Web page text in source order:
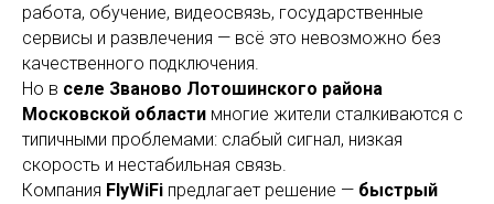
работа, обучение, видеосвязь, государственные
сервисы и развлечения — всё это невозможно без
качественного подключения.
Но в селе Званово Лотошинского района
Московской области многие жители сталкиваются с
типичными проблемами: слабый сигнал, низкая
скорость и нестабильная связь.
Компания FlyWiFi предлагает решение — быстрый